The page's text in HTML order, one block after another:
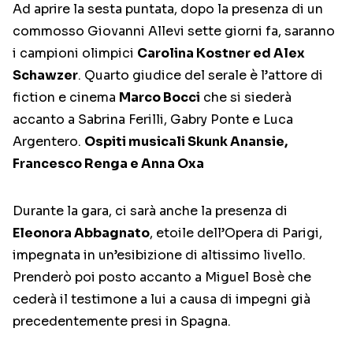
Ad aprire la sesta puntata, dopo la presenza di un
commosso Giovanni Allevi sette giorni fa, saranno
i campioni olimpici Carolina Kostner ed Alex
Schawzer. Quarto giudice del serale è l’attore di
fiction e cinema Marco Bocci che si siederà
accanto a Sabrina Ferilli, Gabry Ponte e Luca
Argentero. Ospiti musicali Skunk Anansie,
Francesco Renga e Anna Oxa
Durante la gara, ci sarà anche la presenza di
Eleonora Abbagnato, etoile dell’Opera di Parigi,
impegnata in un’esibizione di altissimo livello.
Prenderò poi posto accanto a Miguel Bosè che
cederà il testimone a lui a causa di impegni già
precedentemente presi in Spagna.